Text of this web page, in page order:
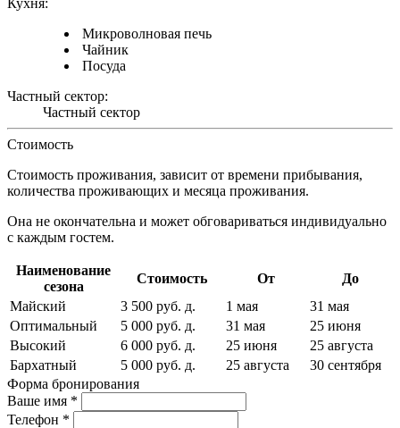
Микроволновая печь
Чайник
Посуда
Частный сектор:
Частный сектор
Стоимость
Стоимость проживания, зависит от времени прибывания,
количества проживающих и месяца проживания.
Она не окончательна и может обговариваться индивидуально
с каждым гостем.
Наименование
сезона
Стоимость От
До
Майский
3 500 руб. д. 1 мая
31 мая
Оптимальный
5 000 руб. д. 31 мая
25 июня
Высокий
6 000 руб. д. 25 июня
25 августа
Бархатный
5 000 руб. д. 25 августа
30 сентября
Форма бронирования
Ваше имя *
Телефон *